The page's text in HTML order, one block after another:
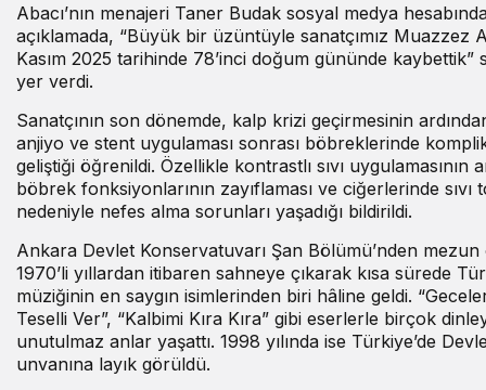
Abacı’nın menajeri Taner Budak sosyal medya
açıklamada, “Büyük bir üzüntüyle sanatçımız Muazzez
Kasım 2025 tarihinde 78’inci doğum gününde kaybettik”
yer verdi.
Sanatçının son dönemde, kalp krizi geçirmesinin
anjiyo ve stent uygulaması sonrası böbreklerinde
geliştiği öğrenildi. Özellikle kontrastlı sıvı uygulamasının
böbrek fonksiyonlarının zayıflaması ve ciğerlerinde sıvı
nedeniyle nefes alma sorunları yaşadığı bildirildi.
Ankara Devlet Konservatuvarı Şan Bölümü’nden mezun
1970’li yıllardan itibaren sahneye çıkarak kısa sürede
müziğinin en saygın isimlerinden biri hâline geldi.
Teselli Ver”, “Kalbimi Kıra Kıra” gibi eserlerle birçok
unutulmaz anlar yaşattı. 1998 yılında ise Türkiye’de
unvanına layık görüldü.